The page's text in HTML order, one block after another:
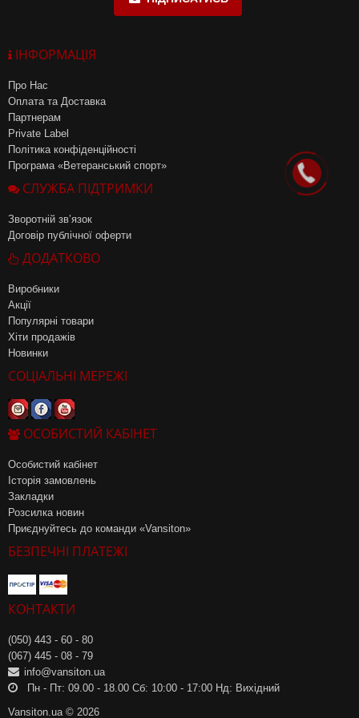
ІНФОРМАЦІЯ
Про Нас
Оплата та Доставка
Партнерам
Private Label
Політика конфіденційності
Програма «Ветеранський спорт»
СЛУЖБА ПІДТРИМКИ
Зворотній зв’язок
Договір публічної оферти
ДОДАТКОВО
Виробники
Акції
Популярні товари
Хіти продажів
Новинки
СОЦІАЛЬНІ МЕРЕЖІ
ОСОБИСТИЙ КАБІНЕТ
Особистий кабінет
Історія замовлень
Закладки
Розсилка новин
Приєднуйтесь до команди «Vansiton»
БЕЗПЕЧНІ ПЛАТЕЖІ
КОНТАКТИ
(050) 443 - 60 - 80
(067) 445 - 08 - 79
info@vansiton.ua
Пн - Пт: 09.00 - 18.00 Сб: 10:00 - 17:00 Нд: Вихідний
Vansiton.ua © 2026